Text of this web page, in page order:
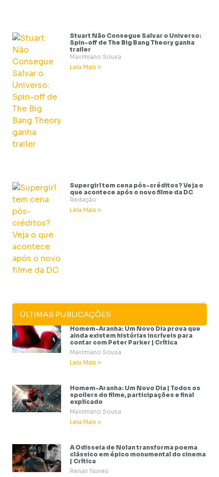
Stuart Não Consegue Salvar o Universo:
Spin-off de The Big Bang Theory ganha
trailer
Maximiano Sousa
Leia Mais »
Supergirl tem cena pós-créditos? Veja o
que acontece após o novo filme da DC
Redação
Leia Mais »
ÚLTIMAS PUBLICAÇÕES
Homem-Aranha: Um Novo Dia prova que
ainda existem histórias incríveis para
contar com Peter Parker | Crítica
Maximiano Sousa
Leia Mais »
Homem-Aranha: Um Novo Dia | Todos os
spoilers do filme, participações e final
explicado
Maximiano Sousa
Leia Mais »
A Odisseia de Nolan transforma poema
clássico em épico monumental do cinema
| Crítica
Renan Nunes